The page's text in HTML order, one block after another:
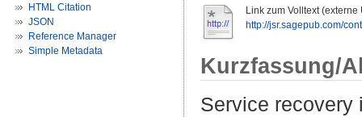
HTML Citation
JSON
Reference Manager
Simple Metadata
Link zum Volltext (externe
http://jsr.sagepub.com/
Kurzfassung/
Service recovery